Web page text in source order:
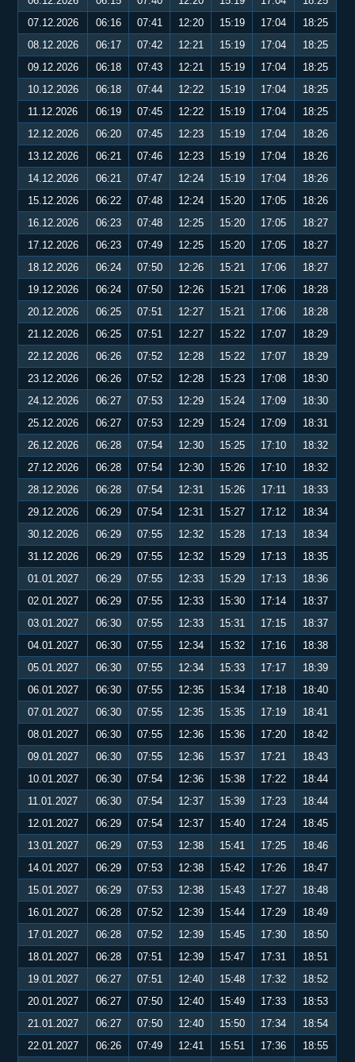
07.12.2026
06:16 07:41 12:20 15:19 17:04
18:25
08.12.2026
06:17 07:42 12:21 15:19 17:04
18:25
09.12.2026
06:18 07:43 12:21 15:19 17:04
18:25
10.12.2026
06:18 07:44 12:22 15:19 17:04
18:25
11.12.2026
06:19 07:45 12:22 15:19 17:04
18:25
12.12.2026
06:20 07:45 12:23 15:19 17:04
18:26
13.12.2026
06:21 07:46 12:23 15:19 17:04
18:26
14.12.2026
06:21 07:47 12:24 15:19 17:04
18:26
15.12.2026
06:22 07:48 12:24 15:20 17:05
18:26
16.12.2026
06:23 07:48 12:25 15:20 17:05
18:27
17.12.2026
06:23 07:49 12:25 15:20 17:05
18:27
18.12.2026
06:24 07:50 12:26 15:21 17:06
18:27
19.12.2026
06:24 07:50 12:26 15:21 17:06
18:28
20.12.2026
06:25 07:51 12:27 15:21 17:06
18:28
21.12.2026
06:25 07:51 12:27 15:22 17:07
18:29
22.12.2026
06:26 07:52 12:28 15:22 17:07
18:29
23.12.2026
06:26 07:52 12:28 15:23 17:08
18:30
24.12.2026
06:27 07:53 12:29 15:24 17:09
18:30
25.12.2026
06:27 07:53 12:29 15:24 17:09
18:31
26.12.2026
06:28 07:54 12:30 15:25 17:10
18:32
27.12.2026
06:28 07:54 12:30 15:26 17:10
18:32
28.12.2026
06:28 07:54 12:31 15:26 17:11
18:33
29.12.2026
06:29 07:54 12:31 15:27 17:12
18:34
30.12.2026
06:29 07:55 12:32 15:28 17:13
18:34
31.12.2026
06:29 07:55 12:32 15:29 17:13
18:35
01.01.2027
06:29 07:55 12:33 15:29 17:13
18:36
02.01.2027
06:29 07:55 12:33 15:30 17:14
18:37
03.01.2027
06:30 07:55 12:33 15:31 17:15
18:37
04.01.2027
06:30 07:55 12:34 15:32 17:16
18:38
05.01.2027
06:30 07:55 12:34 15:33 17:17
18:39
06.01.2027
06:30 07:55 12:35 15:34 17:18
18:40
07.01.2027
06:30 07:55 12:35 15:35 17:19
18:41
08.01.2027
06:30 07:55 12:36 15:36 17:20
18:42
09.01.2027
06:30 07:55 12:36 15:37 17:21
18:43
10.01.2027
06:30 07:54 12:36 15:38 17:22
18:44
11.01.2027
06:30 07:54 12:37 15:39 17:23
18:44
12.01.2027
06:29 07:54 12:37 15:40 17:24
18:45
13.01.2027
06:29 07:53 12:38 15:41 17:25
18:46
14.01.2027
06:29 07:53 12:38 15:42 17:26
18:47
15.01.2027
06:29 07:53 12:38 15:43 17:27
18:48
16.01.2027
06:28 07:52 12:39 15:44 17:29
18:49
17.01.2027
06:28 07:52 12:39 15:45 17:30
18:50
18.01.2027
06:28 07:51 12:39 15:47 17:31
18:51
19.01.2027
06:27 07:51 12:40 15:48 17:32
18:52
20.01.2027
06:27 07:50 12:40 15:49 17:33
18:53
21.01.2027
06:27 07:50 12:40 15:50 17:34
18:54
22.01.2027
06:26 07:49 12:41 15:51 17:36
18:55